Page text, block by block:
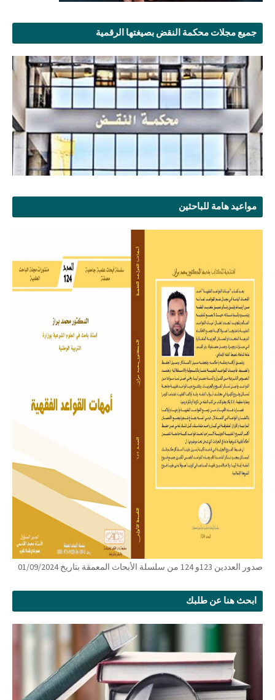
جميع مجلات محكمة النقض بصيغتها الرقمية
مواعيد هامة للباحثين
صدور العددين 123و 124 من سلسلة الأبحاث المعمقة بتاريخ 01/09/2024
ابحث هنا عن طلبك